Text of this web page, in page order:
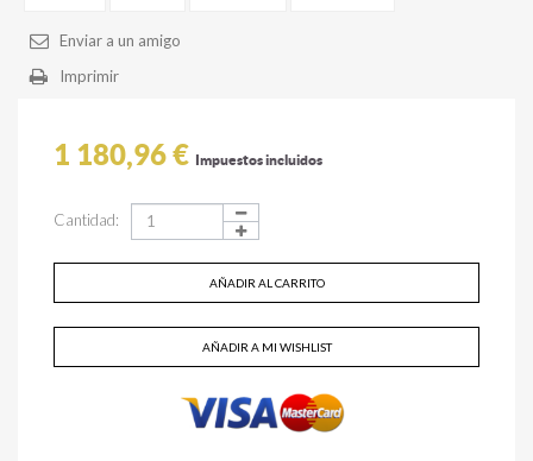
Enviar a un amigo
Imprimir
1 180,96 € Impuestos incluidos
Cantidad:
AÑADIR AL CARRITO
AÑADIR A MI WISHLIST